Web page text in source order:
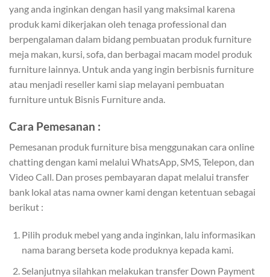
yang anda inginkan dengan hasil yang maksimal karena
produk kami dikerjakan oleh tenaga professional dan
berpengalaman dalam bidang pembuatan produk furniture
meja makan, kursi, sofa, dan berbagai macam model produk
furniture lainnya. Untuk anda yang ingin berbisnis furniture
atau menjadi reseller kami siap melayani pembuatan
furniture untuk Bisnis Furniture anda.
Cara Pemesanan :
Pemesanan produk furniture bisa menggunakan cara online
chatting dengan kami melalui WhatsApp, SMS, Telepon, dan
Video Call. Dan proses pembayaran dapat melalui transfer
bank lokal atas nama owner kami dengan ketentuan sebagai
berikut :
Pilih produk mebel yang anda inginkan, lalu informasikan
nama barang berseta kode produknya kepada kami.
Selanjutnya silahkan melakukan transfer Down Payment